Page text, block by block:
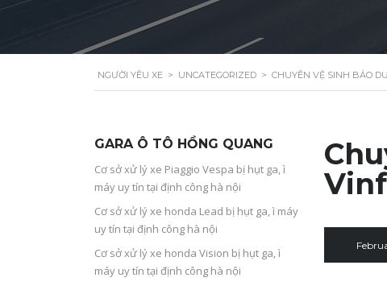
NGƯỜI YÊU XE > UNCATEGORIZED > CHUYÊN VỆ SINH BẢO
GARA Ô TÔ HỒNG QUANG
Cơ sở xử lý xe Piaggio Vespa bị hụt ga, ì
máy uy tín tại định công hà nội
Cơ sở xử lý xe honda Lead bị hụt ga, ì máy
uy tín tại định công hà nội
Cơ sở xử lý xe honda Vision bị hụt ga, ì
máy uy tín tại định công hà nội